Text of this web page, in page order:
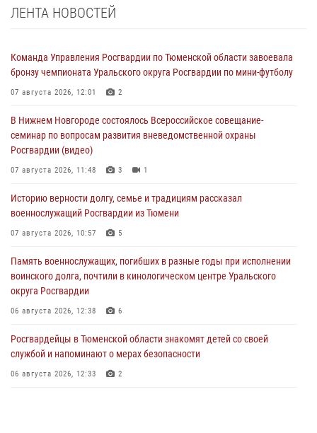
ЛЕНТА НОВОСТЕЙ
Команда Управления Росгвардии по Тюменской области завоевала
бронзу чемпионата Уральского округа Росгвардии по мини-футболу
07 августа 2026, 12:01 2
В Нижнем Новгороде состоялось Всероссийское совещание-
семинар по вопросам развития вневедомственной охраны
Росгвардии (видео)
07 августа 2026, 11:48 3 1
Историю верности долгу, семье и традициям рассказал
военнослужащий Росгвардии из Тюмени
07 августа 2026, 10:57 5
Память военнослужащих, погибших в разные годы при исполнении
воинского долга, почтили в кинологическом центре Уральского
округа Росгвардии
06 августа 2026, 12:38 6
Росгвардейцы в Тюменской области знакомят детей со своей
службой и напоминают о мерах безопасности
06 августа 2026, 12:33 2